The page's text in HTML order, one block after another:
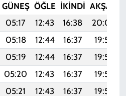
GÜNEŞ ÖĞLE İKINDI AKŞAM
05:17 12:43 16:38 20:00
05:18 12:44 16:37 19:59
05:19 12:44 16:37 19:58
05:20 12:43 16:37 19:57
05:21 12:43 16:37 19:56